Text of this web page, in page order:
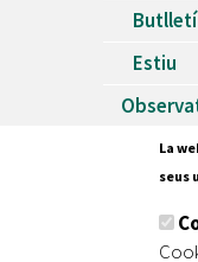
Butlletí
Estiu
La
seus